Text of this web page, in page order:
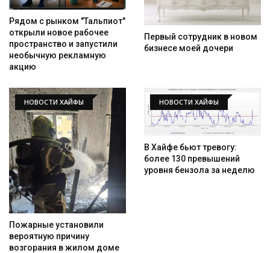
Рядом с рынком "Тальпиот"
открыли новое рабочее
пространство и запустили
необычную рекламную
акцию
Первый сотрудник в новом
бизнесе моей дочери
НОВОСТИ ХАЙФЫ
Пожарные установили
вероятную причину
возгорания в жилом доме
НОВОСТИ ХАЙФЫ
В Хайфе бьют тревогу:
более 130 превышений
уровня бензола за неделю